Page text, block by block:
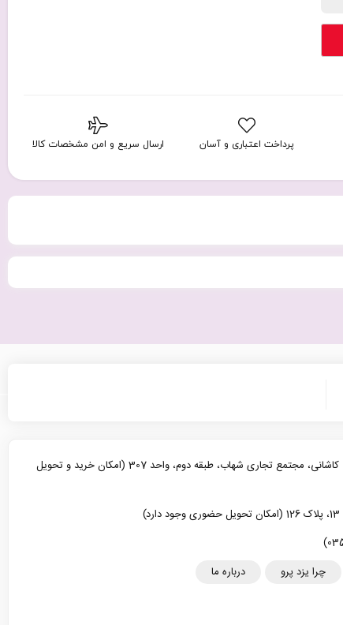
پرداخت اعتباری و آسان ارسال سریع و امن مشخصات کالا
یزد، خیابان آیت الله کاشانی، مجتمع تجاری شهاب، طبقه دوم، واحد 307 (امکان خرید و تحویل
چرا یزد پرو درباره ما